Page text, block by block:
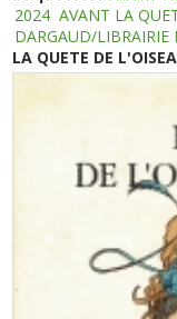
2024 AVANT LA
DARGAUD/LIBRAIRIE
LA QUETE DE